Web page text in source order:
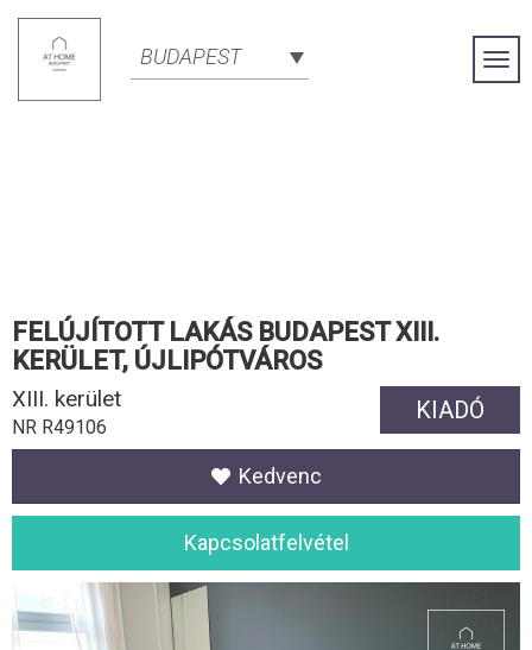
BUDAPEST
FELÚJÍTOTT LAKÁS BUDAPEST XIII.
KERÜLET, ÚJLIPÓTVÁROS
KIADÓ
XIII. kerület
NR R49106
Kedvenc
Kapcsolatfelvétel